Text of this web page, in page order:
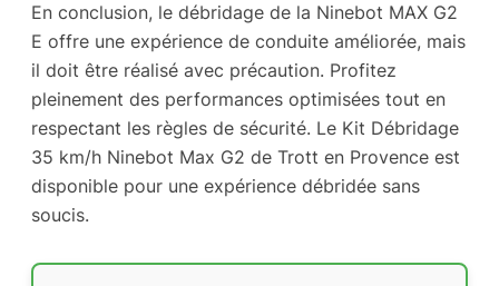
En conclusion, le débridage de la Ninebot MAX G2
E offre une expérience de conduite améliorée, mais
il doit être réalisé avec précaution. Profitez
pleinement des performances optimisées tout en
respectant les règles de sécurité. Le Kit Débridage
35 km/h Ninebot Max G2 de Trott en Provence est
disponible pour une expérience débridée sans
soucis.